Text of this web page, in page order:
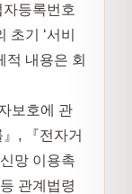
등록번호
초기 ‘서비
적 내용은 회
보호에 관
, 『전자거
망 이용촉
관계법령